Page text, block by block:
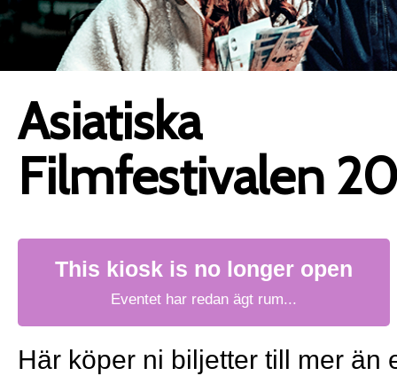
Asiatiska
Filmfestivalen
This kiosk is no longer open
Eventet har redan ägt rum...
Här köper ni biljetter till mer än